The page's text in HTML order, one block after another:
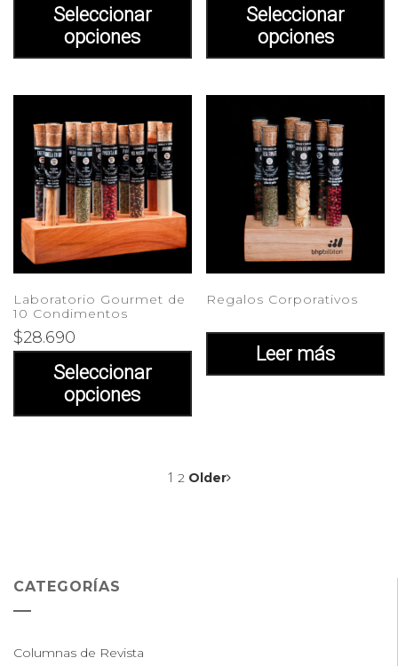
Seleccionar
opciones
Seleccionar
opciones
Laboratorio Gourmet de
10 Condimentos
$28.690
Seleccionar
opciones
Regalos Corporativos
Leer más
1 2 Older
CATEGORÍAS
Columnas de Revista